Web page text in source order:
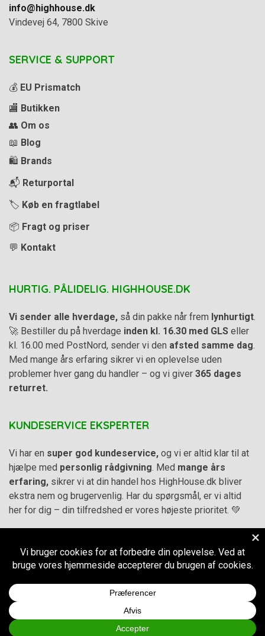
info@highhouse.dk
Vindevej 64, 7800 Skive
SERVICE & SUPPORT
💰 EU Prismatch
🏬 Butikken
👥 Om os
📖 Blog
🛍️ Brands
📬 Returportal
🏷️ Køb en fragtlabel
📦 Fragt og priser
💬 Kontakt
HURTIG. PÅLIDELIG. HIGHHOUSE.DK
Vi sender alle hverdage, så din pakke når frem lynhurtigt
🚀 Bestiller du på hverdage inden kl. 16.30 med GLS eller
kl. 16.00 med PostNord, sender vi den afsted samme dag
Med mange års erfaring sikrer vi en oplevelse uden
problemer hver gang du handler – og vi giver 365 dages
returret.
KUNDESERVICE EKSPERTER
Vi har en super god kundeservice, og vi er altid klar til at
hjælpe med personlig rådgivning . Med mange års
erfaring, sikrer vi at din handel hos HighHouse.dk bliver
ekstra nem og brugervenlig. Har du spørgsmål, er vi altid
her for dig – din tilfredshed er vores højeste prioritet. 💚
Handelsbetingelser–
Cookie- og privatlivspolitik
HighHouse.dk